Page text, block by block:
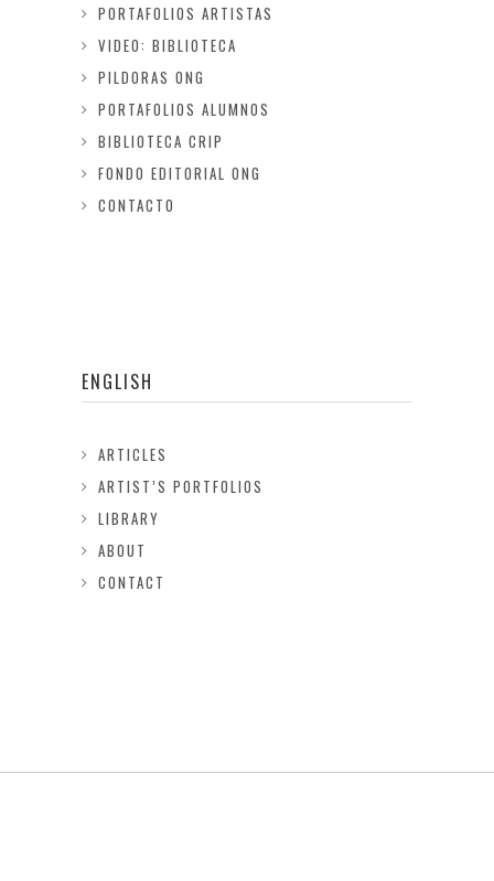
PORTAFOLIOS ARTISTAS
VIDEO: BIBLIOTECA
PILDORAS ONG
PORTAFOLIOS ALUMNOS
BIBLIOTECA CRIP
FONDO EDITORIAL ONG
CONTACTO
ENGLISH
ARTICLES
ARTIST’S PORTFOLIOS
LIBRARY
ABOUT
CONTACT